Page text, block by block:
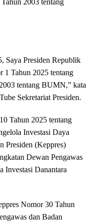
2003 tentang
Saya Presiden Republik
1 Tahun 2025 tentang
tentang BUMN,” kata
Sekretariat Presiden.
Tahun 2025 tentang
Investasi Daya
Presiden (Keppres)
Dewan Pengawas
Investasi Danantara
Nomor 30 Tahun
dan Badan